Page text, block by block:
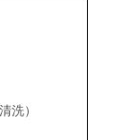
洗）